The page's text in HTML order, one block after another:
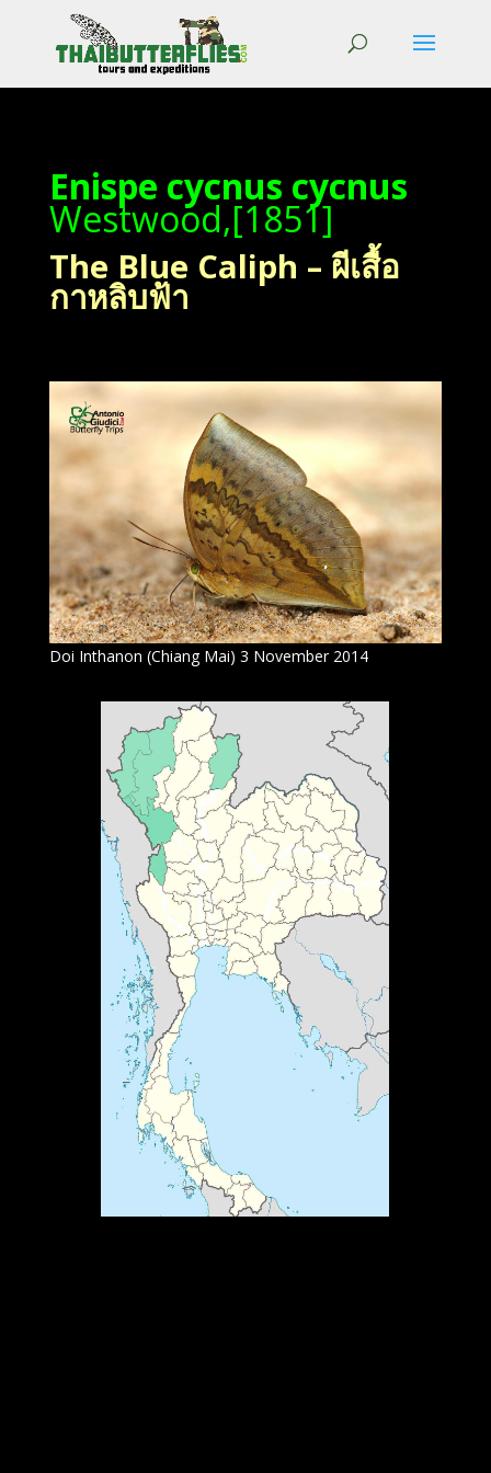
Enispe cycnus cycnus
Westwood,[1851]
The Blue Caliph – ผีเสื้อ
กาหลิบฟ้า
Doi Inthanon (Chiang Mai) 3 November 2014